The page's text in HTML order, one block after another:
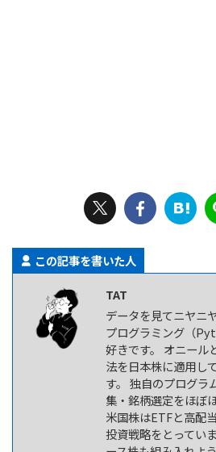
この記事を書いた人
TAT
データを見てニヤニ
プログラミング（
好きです。 オニール
法を日本株に適用し
す。 独自のプログラ
集・銘柄選定をほぼ
米国株はETFと高配
投資戦略をとってい